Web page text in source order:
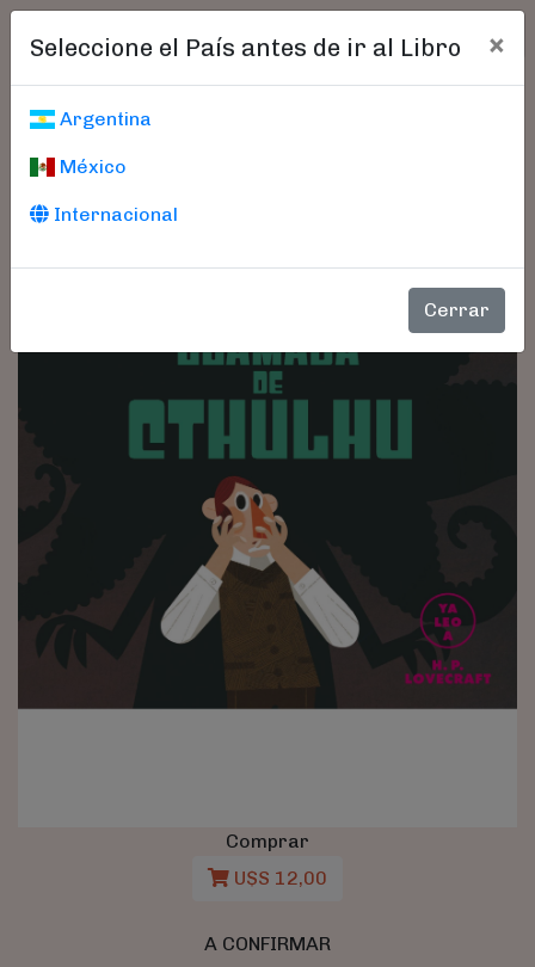
Seleccione el País antes de ir al Libro ×
Argentina
México
Internacional
Cerrar
Comprar
U$S 12,00
A CONFIRMAR